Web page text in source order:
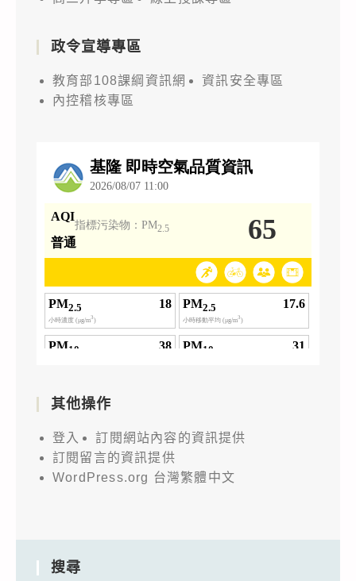
政令宣導專區
教育部108課綱資訊網
資訊安全專區
內控稽核專區
其他操作
登入
訂閱網站內容的資訊提供
訂閱留言的資訊提供
WordPress.org 台灣繁體中文
搜尋